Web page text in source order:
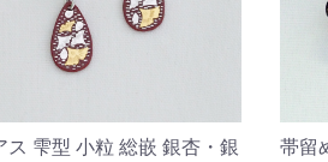
ス 雫型 小粒 総嵌 銀杏・銀
帯留